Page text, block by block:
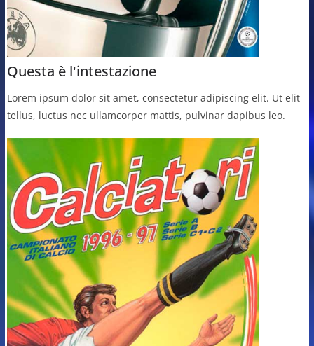
Questa è l'intestazione
Lorem ipsum dolor sit amet, consectetur adipiscing elit. Ut elit
tellus, luctus nec ullamcorper mattis, pulvinar dapibus leo.